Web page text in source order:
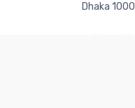
Dhaka 1000